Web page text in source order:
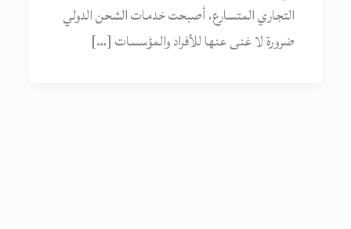
التجاري المتسارع، أصبحت خدمات الشحن الدولي
ضرورة لا غنى عنها للأفراد والمؤسسات […]